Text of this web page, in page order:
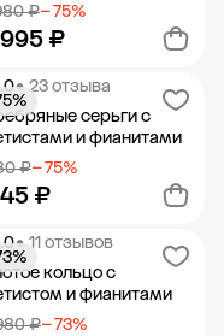
₽− 75%
₽
Добавить в корзину
• 23 отзыва
серьги с
и фианитами
₽− 75%
₽
Добавить в корзину
• 11 отзывов
кольцо с
и фианитами
₽− 73%